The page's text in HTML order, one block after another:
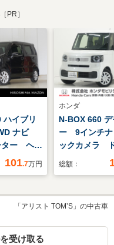
［PR］
ハイブリ
ナビ
ター ヘッ
スプレ
フルセグ
接
車線逸脱
101.7万円
ホンダ
N-BOX 660 デ
ー 9インチ
ックカメラ
コ ETC 両
ール シート
ー
総額：
「アリスト TOM’S」の中古車
受け取る